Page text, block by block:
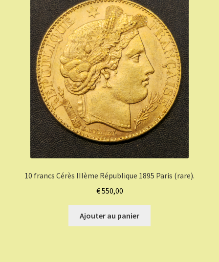
10 francs Cérès IIIème République 1895 Paris (rare).
€550,00
Ajouter au panier